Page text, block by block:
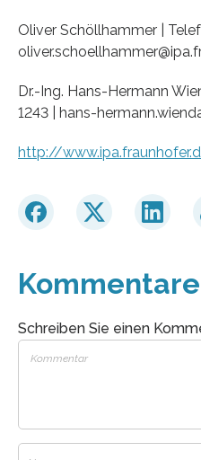
Oliver Schöllhammer |
Dr.-Ing. Hans-Hermann
1243 | hans-
http://
Schreiben Sie einen